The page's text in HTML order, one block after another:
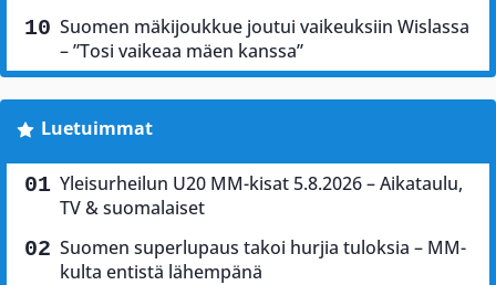
Suomen mäkijoukkue joutui vaikeuksiin Wislassa
– ”Tosi vaikeaa mäen kanssa”
Luetuimmat
Yleisurheilun U20 MM-kisat 5.8.2026 – Aikataulu,
TV & suomalaiset
Suomen superlupaus takoi hurjia tuloksia – MM-
kulta entistä lähempänä